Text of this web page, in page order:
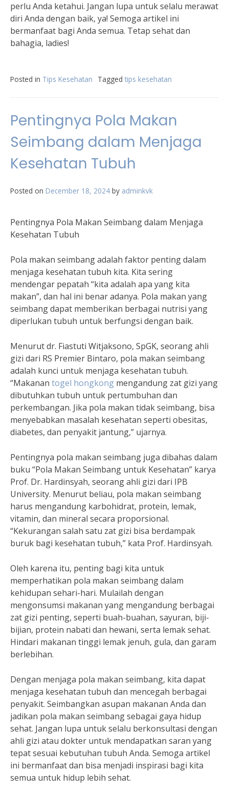
perlu Anda ketahui. Jangan lupa untuk selalu merawat
diri Anda dengan baik, ya! Semoga artikel ini
bermanfaat bagi Anda semua. Tetap sehat dan
bahagia, ladies!
Posted in Tips Kesehatan Tagged tips kesehatan
Pentingnya Pola Makan
Seimbang dalam Menjaga
Kesehatan Tubuh
Posted on December 18, 2024 by adminkvk
Pentingnya Pola Makan Seimbang dalam Menjaga
Kesehatan Tubuh
Pola makan seimbang adalah faktor penting dalam
menjaga kesehatan tubuh kita. Kita sering
mendengar pepatah “kita adalah apa yang kita
makan”, dan hal ini benar adanya. Pola makan yang
seimbang dapat memberikan berbagai nutrisi yang
diperlukan tubuh untuk berfungsi dengan baik.
Menurut dr. Fiastuti Witjaksono, SpGK, seorang ahli
gizi dari RS Premier Bintaro, pola makan seimbang
adalah kunci untuk menjaga kesehatan tubuh.
“Makanan togel hongkong mengandung zat gizi yang
dibutuhkan tubuh untuk pertumbuhan dan
perkembangan. Jika pola makan tidak seimbang, bisa
menyebabkan masalah kesehatan seperti obesitas,
diabetes, dan penyakit jantung,” ujarnya.
Pentingnya pola makan seimbang juga dibahas dalam
buku “Pola Makan Seimbang untuk Kesehatan” karya
Prof. Dr. Hardinsyah, seorang ahli gizi dari IPB
University. Menurut beliau, pola makan seimbang
harus mengandung karbohidrat, protein, lemak,
vitamin, dan mineral secara proporsional.
“Kekurangan salah satu zat gizi bisa berdampak
buruk bagi kesehatan tubuh,” kata Prof. Hardinsyah.
Oleh karena itu, penting bagi kita untuk
memperhatikan pola makan seimbang dalam
kehidupan sehari-hari. Mulailah dengan
mengonsumsi makanan yang mengandung berbagai
zat gizi penting, seperti buah-buahan, sayuran, biji-
bijian, protein nabati dan hewani, serta lemak sehat.
Hindari makanan tinggi lemak jenuh, gula, dan garam
berlebihan.
Dengan menjaga pola makan seimbang, kita dapat
menjaga kesehatan tubuh dan mencegah berbagai
penyakit. Seimbangkan asupan makanan Anda dan
jadikan pola makan seimbang sebagai gaya hidup
sehat. Jangan lupa untuk selalu berkonsultasi dengan
ahli gizi atau dokter untuk mendapatkan saran yang
tepat sesuai kebutuhan tubuh Anda. Semoga artikel
ini bermanfaat dan bisa menjadi inspirasi bagi kita
semua untuk hidup lebih sehat.